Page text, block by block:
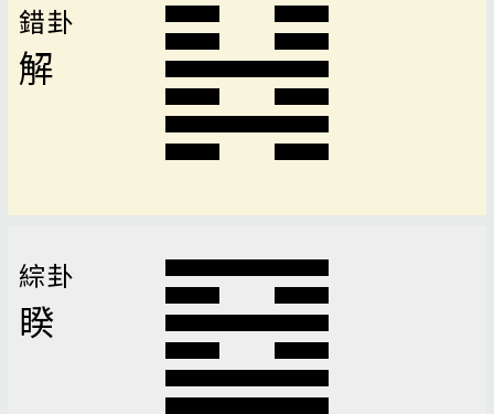
錯卦
解
綜卦
睽